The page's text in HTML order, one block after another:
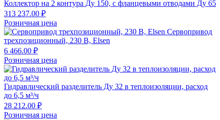
Коллектор на 2 контура Ду 150, с фланцевыми отводами Ду 65
313 237.00 ₽
Розничная цена
Сервопривод
трехпозиционный, 230 В, Elsen
6 466.00 ₽
Розничная цена
Гидравлический разделитель Ду 32 в теплоизоляции, расход
до 6,5 м³/ч
28 212.00 ₽
Розничная цена